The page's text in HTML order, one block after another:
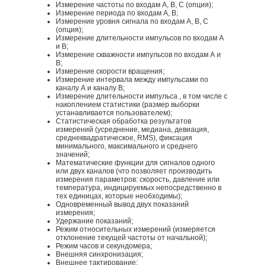
Измерение частоты по входам А, B, С (опция);
Измерение периода по входам А, B;
Измерение уровня сигнала по входам А, B, С
(опция);
Измерение длительности импульсов по входам А
и В;
Измерение скважности импульсов по входам А и
В;
Измерение скорости вращения;
Измерение интервала между импульсами по
каналу А и каналу B;
Измерение длительности импульса , в том числе с
накоплением статистики (размер выборки
устанавливается пользователем);
Статистическая обработка результатов
измерений (усреднение, медиана, девиация,
среднеквадратическое, RMS), фиксация
минимального, максимального и среднего
значений;
Математические функции для сигналов одного
или двух каналов (что позволяет производить
измерения параметров: скорость, давление или
температура, индицируемых непосредственно в
тех единицах, которые необходимы);
Одновременный вывод двух показаний
измерения;
Удержание показаний;
Режим относительных измерений (измеряется
отклонение текущей частоты от начальной);
Режим часов и секундомера;
Внешняя синхронизация;
Внешнее тактирование;